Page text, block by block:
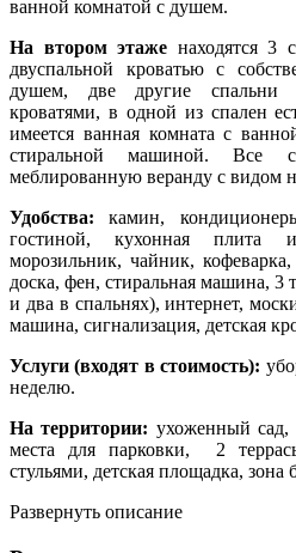
ванной комнатой с душем.
На втором этаже находятся 3
двуспальной кроватью с
душем, две другие спальни
кроватями, в одной из спален
имеется ванная комната с
стиральной машиной. Все
меблированную веранду с видом
Удобства:камин,
гостиной, кухонная плита
морозильник, чайник,
доска, фен, стиральная машина, 3
и два в спальнях), интернет,
машина, сигнализация, детская
Услуги (входят в стоимость):
неделю.
На территории: ухоженный
места для парковки, 2
стульями, детская площадка,
Развернуть описание